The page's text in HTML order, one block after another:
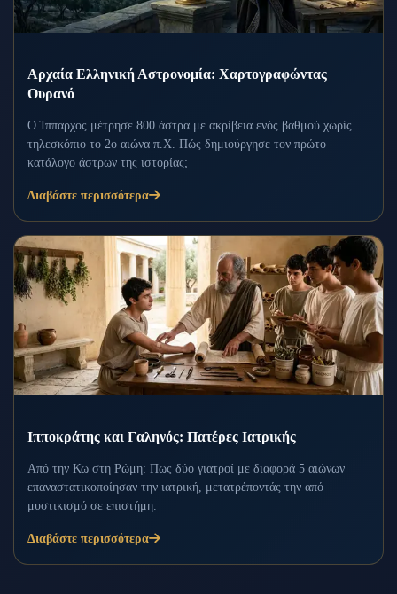
Αρχαία Ελληνική Αστρονομία: Χαρτογραφώντας
Ουρανό
Ο Ίππαρχος μέτρησε 800 άστρα με ακρίβεια ενός βαθμού χωρίς
τηλεσκόπιο το 2ο αιώνα π.Χ. Πώς δημιούργησε τον πρώτο
κατάλογο άστρων της ιστορίας;
Διαβάστε περισσότερα
Ιπποκράτης και Γαληνός: Πατέρες Ιατρικής
Από την Κω στη Ρώμη: Πως δύο γιατροί με διαφορά 5 αιώνων
επαναστατικοποίησαν την ιατρική, μετατρέποντάς την από
μυστικισμό σε επιστήμη.
Διαβάστε περισσότερα